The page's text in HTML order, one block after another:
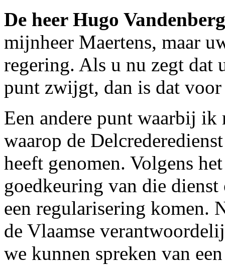
De heer Hugo
mijnheer Maertens, maar
regering. Als u nu zegt
punt zwijgt, dan is dat
Een andere punt waarbij ik
waarop de
heeft genomen. Volgens
goedkeuring van die
een regularisering komen.
de Vlaamse
we kunnen spreken van